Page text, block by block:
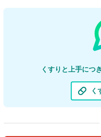
くすりと上手につ
く